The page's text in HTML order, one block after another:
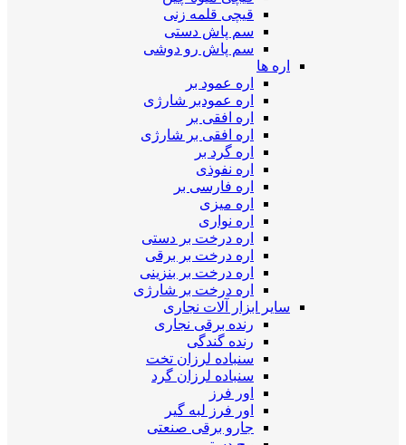
قیچی قلمه زنی
سم پاش دستی
سم پاش رو دوشی
اره ها
اره عمود بر
اره عمودبر شارژی
اره افقی بر
اره افقی بر شارژی
اره گرد بر
اره نفوذی
اره فارسی بر
اره میزی
اره نواری
اره درخت بر دستی
اره درخت بر برقی
اره درخت بر بنزینی
اره درخت بر شارژی
سایر ابزار آلات نجاری
رنده برقی نجاری
رنده گندگی
سنباده لرزان تخت
سنباده لرزان گرد
اور فرز
اور فرز لبه گیر
جارو برقی صنعتی